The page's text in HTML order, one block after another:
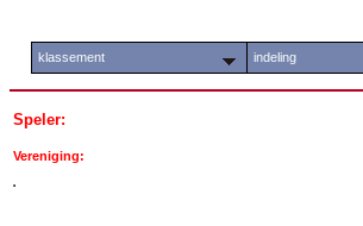
klassement indeling
Speler:
Vereniging: